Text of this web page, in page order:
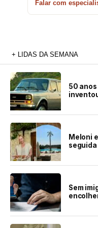
Falar com
+ LIDAS DA SEMANA
50 anos
Meloni
Sem